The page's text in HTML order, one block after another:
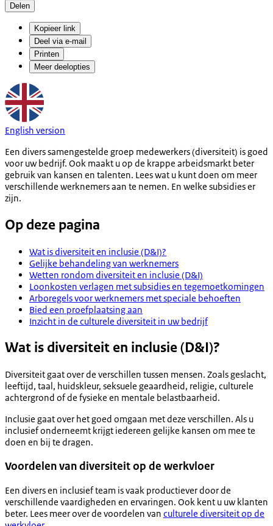
Delen
Kopieer link
Deel via e-mail
Printen
Meer deelopties
English version
Een divers samengestelde groep medewerkers (diversiteit) is goed
voor uw bedrijf. Ook maakt u op de krappe arbeidsmarkt beter
gebruik van kansen en talenten. Lees wat u kunt doen om meer
verschillende werknemers aan te nemen. En welke subsidies er
zijn.
Op deze pagina
Wat is diversiteit en inclusie (D&I)?
Gelijke behandeling van werknemers
Wetten rondom diversiteit en inclusie (D&I)
Loonkosten verlagen met subsidies en tegemoetkomingen
Arboregels voor werknemers met speciale behoeften
Bied een proefplaatsing aan
Inzicht in de culturele diversiteit in uw bedrijf
Wat is diversiteit en inclusie (D&I)?
Diversiteit gaat over de verschillen tussen mensen. Zoals geslacht,
leeftijd, taal, huidskleur, seksuele geaardheid, religie, culturele
achtergrond of de fysieke en mentale belastbaarheid.
Inclusie gaat over het goed omgaan met deze verschillen. Als u
inclusief onderneemt krijgt iedereen gelijke kansen om mee te
doen en bij te dragen.
Voordelen van diversiteit op de werkvloer
Een divers en inclusief team is vaak productiever door de
verschillende vaardigheden en ervaringen. Ook kent u uw klanten
beter. Lees meer over de voordelen van culturele diversiteit op de